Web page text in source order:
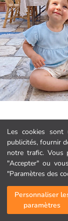
Les cookies
publicités, fournir
notre trafic. Vous
"Accepter" ou
"Paramètres des
Personnaliser
paramètres
Ensemble pour bébé
11.99 EUR